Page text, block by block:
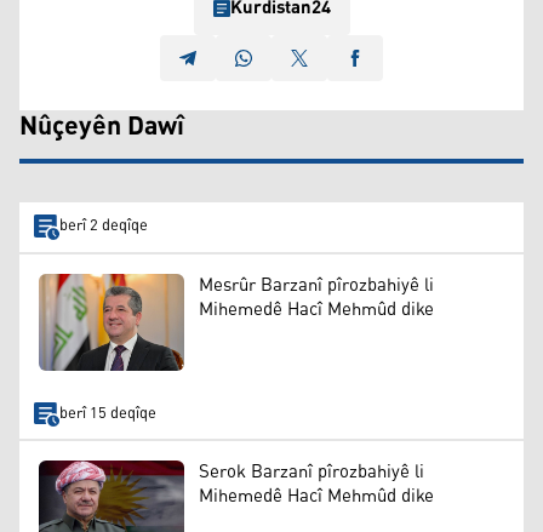
Kurdistan24
Nûçeyên Dawî
berî 2 deqîqe
Mesrûr Barzanî pîrozbahiyê li
Mihemedê Hacî Mehmûd dike
berî 15 deqîqe
Serok Barzanî pîrozbahiyê li
Mihemedê Hacî Mehmûd dike